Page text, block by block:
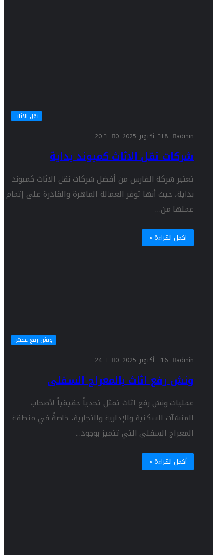
نقل الاثاث
admin
18 أكتوبر، 2025 0
20
شركات نقل الاثاث كمبوند بداية
تعتبر شركة الفارس من أفضل شركات نقل الاثاث كمبوند
بداية، حيث أنها توفر العمالة الماهرة والقادرة على إتمام
عملها من…
أكمل القراءة »
ونش رفع عفش
admin
16 أكتوبر، 2025 0
24
ونش رفع اثاث بالمعراج السفلى
عمليات ونش رفع اثاث تمثل تحدياً حقيقياً لأصحاب
المنشآت السكنية والإدارية والتجارية، خاصةً في منطقة
المعراج السفلى التي تتميز بوجود…
أكمل القراءة »